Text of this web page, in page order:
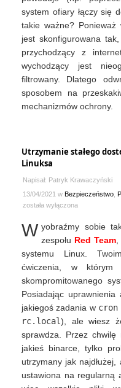
system ofiary łączy się
takie ważne? Ponieważ
jest skonfigurowana
przychodzący z
wychodzący jest
filtrowany. Dlatego
sposobem na
mechanizmów ochrony.
Utrzymanie stałego
Linuksa
Napisał: Patryk Krawaczyński
13/04/2021 w Bezpieczeństwo
została wyłączona
W yobraźmy sobie
zespołu Red Team
systemu Linux.
ćwiczenia, w którym
skompromitowanego
Posiadając
jakiegoś zadania w cron
rc.local), ale wiesz
sprawdza. Przez
jakieś binarce, tylko
utrzymany jak
ustawiona na regularną